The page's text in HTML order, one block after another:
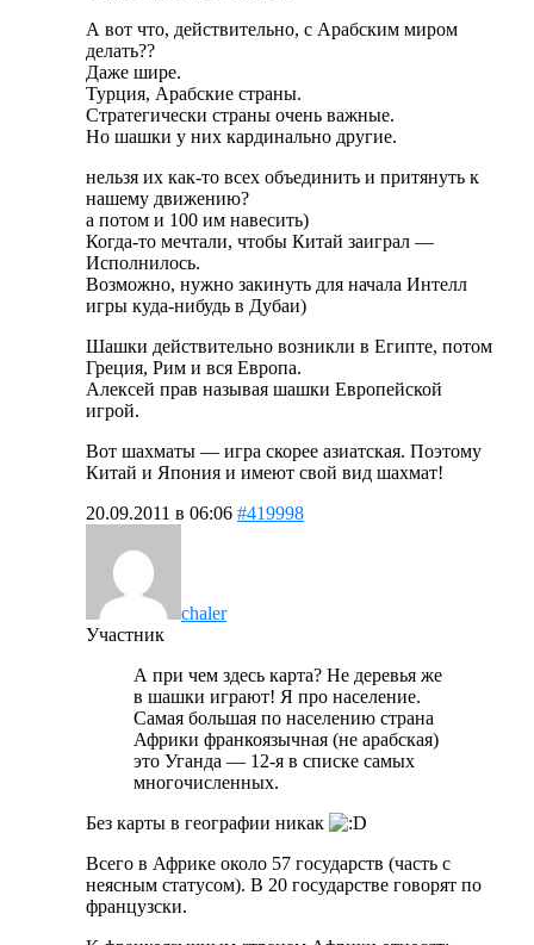
А вот что, действительно, с Арабским миром
делать??
Даже шире.
Турция, Арабские страны.
Стратегически страны очень важные.
Но шашки у них кардинально другие.
нельзя их как-то всех объединить и притянуть к
нашему движению?
а потом и 100 им навесить)
Когда-то мечтали, чтобы Китай заиграл —
Исполнилось.
Возможно, нужно закинуть для начала Интелл
игры куда-нибудь в Дубаи)
Шашки действительно возникли в Египте, потом
Греция, Рим и вся Европа.
Алексей прав называя шашки Европейской
игрой.
Вот шахматы — игра скорее азиатская. Поэтому
Китай и Япония и имеют свой вид шахмат!
20.09.2011 в 06:06 #419998
chaler
Участник
А при чем здесь карта? Не деревья же
в шашки играют! Я про население.
Самая большая по населению страна
Африки франкоязычная (не арабская)
это Уганда — 12-я в списке самых
многочисленных.
Без карты в географии никак
Всего в Африке около 57 государств (часть с
неясным статусом). В 20 государстве говорят по
французски.